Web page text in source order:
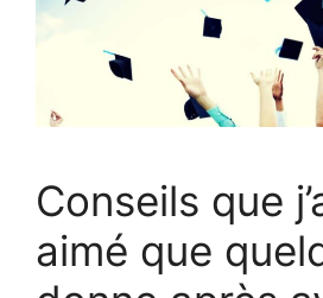
Conseils que
aimé que